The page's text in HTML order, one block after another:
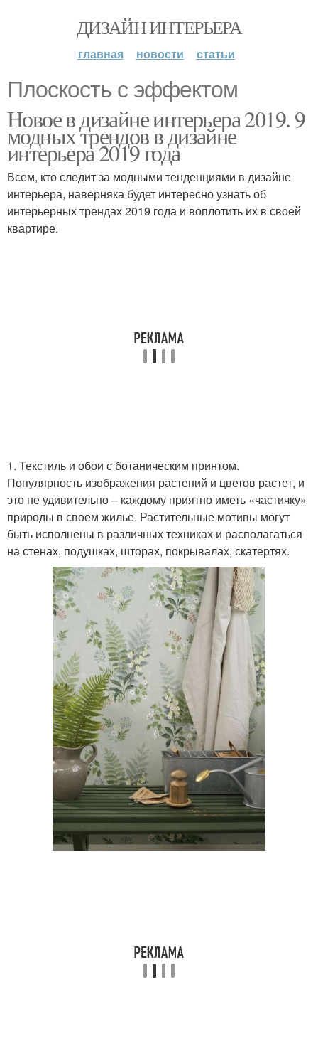
ДИЗАЙН ИНТЕРЬЕРА
главная новости статьи
Плоскость с эффектом
Новое в дизайне интерьера 2019. 9
модных трендов в дизайне
интерьера 2019 года
Всем, кто следит за модными тенденциями в дизайне
интерьера, наверняка будет интересно узнать об
интерьерных трендах 2019 года и воплотить их в своей
квартире.
1. Текстиль и обои с ботаническим принтом.
Популярность изображения растений и цветов растет, и
это не удивительно – каждому приятно иметь «частичку»
природы в своем жилье. Растительные мотивы могут
быть исполнены в различных техниках и располагаться
на стенах, подушках, шторах, покрывалах, скатертях.